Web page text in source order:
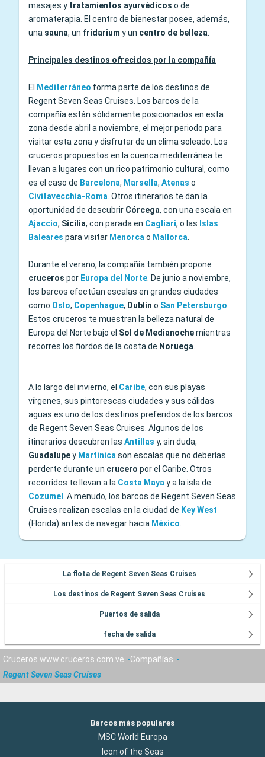
masajes y tratamientos ayurvédicos o de
aromaterapia. El centro de bienestar posee, además,
una sauna, un fridarium y un centro de belleza.
Principales destinos ofrecidos por la compañía
El Mediterráneo forma parte de los destinos de
Regent Seven Seas Cruises. Los barcos de la
compañía están sólidamente posicionados en esta
zona desde abril a noviembre, el mejor periodo para
visitar esta zona y disfrutar de un clima soleado. Los
cruceros propuestos en la cuenca mediterránea te
llevan a lugares con un rico patrimonio cultural, como
es el caso de Barcelona, Marsella, Atenas o
Civitavecchia-Roma. Otros itinerarios te dan la
oportunidad de descubrir Córcega, con una escala en
Ajaccio, Sicilia, con parada en Cagliari, o las Islas
Baleares para visitar Menorcao Mallorca.
Durante el verano, la compañía también propone
cruceros por Europa del Norte. De junio a noviembre,
los barcos efectúan escalas en grandes ciudades
como Oslo, Copenhague, Dublín o San Petersburgo.
Estos cruceros te muestran la belleza natural de
Europa del Norte bajo el Sol de Medianochemientras
recorres los fiordos de la costa de Noruega.
A lo largo del invierno, e Caribe, con sus playas
vírgenes, sus pintorescas ciudades y sus cálidas
aguas es uno de los destinos preferidos de los barcos
de Regent Seven Seas Cruises. Algunos de los
itinerarios descubren las Antillas y, sin duda,
Guadalupey Martinicason escalas que no deberías
perderte durante un crucero por el Caribe. Otros
recorridos te llevan a la Costa Mayay a la isla de
Cozumel . A menudo, los barcos de Regent Seven Seas
Cruises realizan escalas en la ciudad de Key West
(Florida) antes de navegar hacia México.
La flota de Regent Seven Seas Cruises
Los destinos de Regent Seven Seas Cruises
Puertos de salida
fecha de salida
Cruceros www.cruceros.com.ve
Compañías
Regent Seven Seas Cruises
Barcos más populares
MSC World Europa
Icon of the Seas